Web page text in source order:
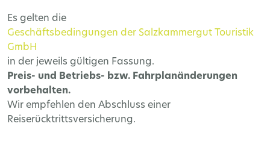
Es gelten die
Geschäftsbedingungen der Salzkammergut Touristik
GmbH
in der jeweils gültigen Fassung.
Preis- und Betriebs- bzw. Fahrplanänderungen
vorbehalten.
Wir empfehlen den Abschluss einer
Reiserücktrittsversicherung.